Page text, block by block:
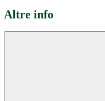
Altre info